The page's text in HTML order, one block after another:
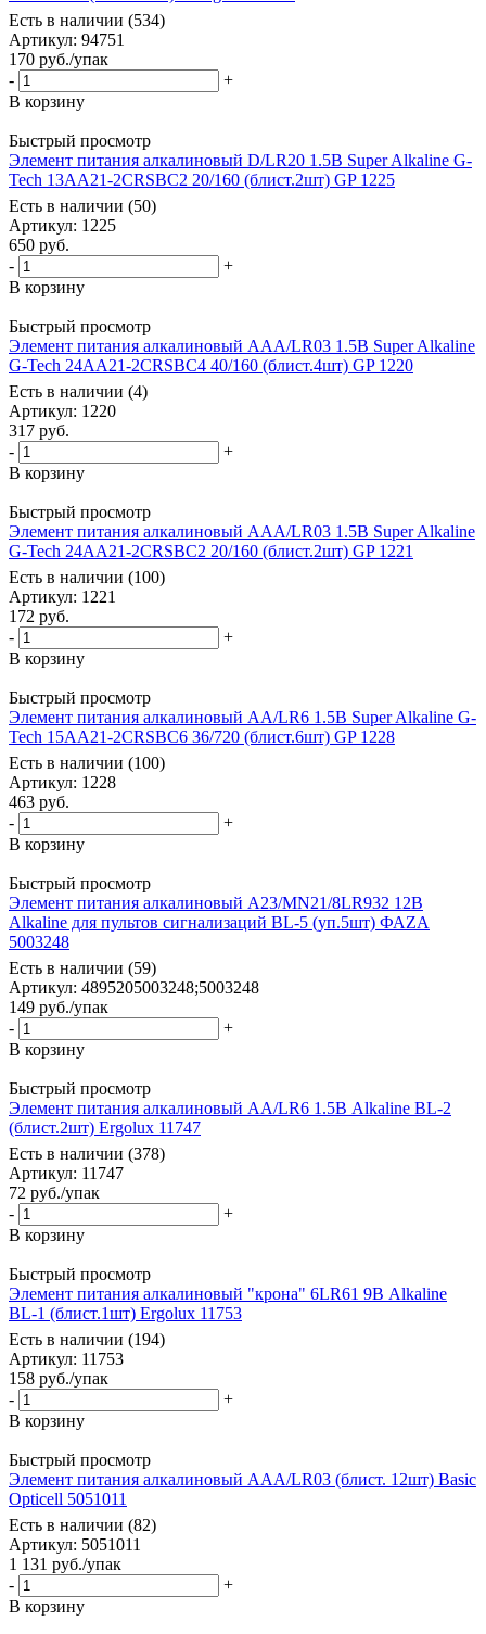
Есть в наличии (534)
Артикул: 94751
170 руб./упак
-
+
В корзину
Быстрый просмотр
Элемент питания алкалиновый D/LR20 1.5В Super Alkaline G-
Tech 13AA21-2CRSBC2 20/160 (блист.2шт) GP 1225
Есть в наличии (50)
Артикул: 1225
650 руб.
-
+
В корзину
Быстрый просмотр
Элемент питания алкалиновый AAA/LR03 1.5В Super Alkaline
G-Tech 24AA21-2CRSBC4 40/160 (блист.4шт) GP 1220
Есть в наличии (4)
Артикул: 1220
317 руб.
-
+
В корзину
Быстрый просмотр
Элемент питания алкалиновый AAA/LR03 1.5В Super Alkaline
G-Tech 24AA21-2CRSBC2 20/160 (блист.2шт) GP 1221
Есть в наличии (100)
Артикул: 1221
172 руб.
-
+
В корзину
Быстрый просмотр
Элемент питания алкалиновый AA/LR6 1.5В Super Alkaline G-
Tech 15AA21-2CRSBC6 36/720 (блист.6шт) GP 1228
Есть в наличии (100)
Артикул: 1228
463 руб.
-
+
В корзину
Быстрый просмотр
Элемент питания алкалиновый A23/MN21/8LR932 12В
Alkaline для пультов сигнализаций BL-5 (уп.5шт) ФАZА
5003248
Есть в наличии (59)
Артикул: 4895205003248;5003248
149 руб./упак
-
+
В корзину
Быстрый просмотр
Элемент питания алкалиновый AA/LR6 1.5В Alkaline BL-2
(блист.2шт) Ergolux 11747
Есть в наличии (378)
Артикул: 11747
72 руб./упак
-
+
В корзину
Быстрый просмотр
Элемент питания алкалиновый "крона" 6LR61 9В Alkaline
BL-1 (блист.1шт) Ergolux 11753
Есть в наличии (194)
Артикул: 11753
158 руб./упак
-
+
В корзину
Быстрый просмотр
Элемент питания алкалиновый AAA/LR03 (блист. 12шт) Basic
Opticell 5051011
Есть в наличии (82)
Артикул: 5051011
1 131 руб./упак
-
+
В корзину